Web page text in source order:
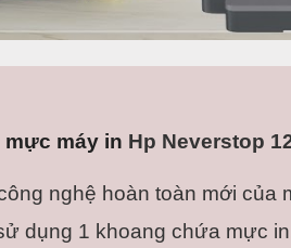
mực máy in Hp Neverstop
nghệ hoàn toàn mới của
dụng 1 khoang chứa mực